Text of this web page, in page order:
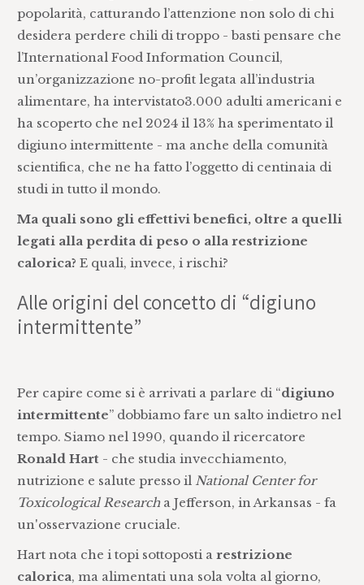
popolarità, catturando l’attenzione non solo di chi
desidera perdere chili di troppo - basti pensare che
l’International Food Information Council,
un’organizzazione no-profit legata all’industria
alimentare, ha intervistato3.000 adulti americani e
ha scoperto che nel 2024 il 13% ha sperimentato il
digiuno intermittente - ma anche della comunità
scientifica, che ne ha fatto l’oggetto di centinaia di
studi in tutto il mondo.
Ma quali sono gli effettivi benefici, oltre a quelli
legati alla perdita di peso o alla restrizione
calorica? E quali, invece, i rischi?
Alle origini del concetto di “digiuno
intermittente”
Per capire come si è arrivati a parlare di “digiuno
intermittente” dobbiamo fare un salto indietro nel
tempo. Siamo nel 1990, quando il ricercatore
Ronald Hart - che studia invecchiamento,
nutrizione e salute presso il National Center for
Toxicological Researcha Jefferson, in Arkansas - fa
un'osservazione cruciale.
Hart nota che i topi sottoposti arestrizione
calorica, ma alimentati una sola volta al giorno,